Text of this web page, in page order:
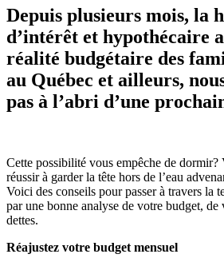
Depuis plusieurs mois, la
d’intérêt et hypothécaire
réalité budgétaire des
au Québec et ailleurs,
pas à l’abri d’une
Cette possibilité vous empêche de dormir?
réussir à garder la tête hors de l’eau
Voici des conseils pour passer à travers la
par une bonne analyse de votre budget, de
dettes.
Réajustez votre budget mensuel